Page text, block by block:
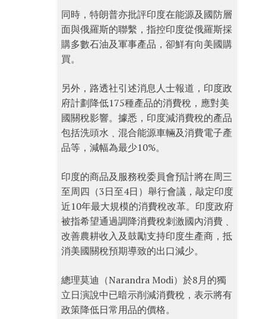
同時，特朗普亦批評印度在能源及國防層
面與俄羅斯的聯繫，指控印度從俄羅斯採
購多數石油及軍事產品，卻鮮有向美國購
買。
另外，路透社引述消息人士報道，印度政
府計劃降低175種產品的消費稅，應對美
國關稅影響。據悉，印度減消費稅的產品
包括洗頭水﹑混合能源車輛及消費電子產
品等，減幅為最少10%。
印度的商品及服務稅委員會預計將在周三
至周四（3日至4日）舉行會議，敲定印度
近10年最大規模的消費稅改革。印度政府
被指希望通過調降消費稅刺激國內消費﹑
改善農耕收入及鼓勵支持印度生產商，抵
消美國關稅預期導致的出口減少。
總理莫迪（Narandra Modi）於8月的獨
立日演說中已暗示削減消費稅，表示將有
政策降低日常用品的價格。